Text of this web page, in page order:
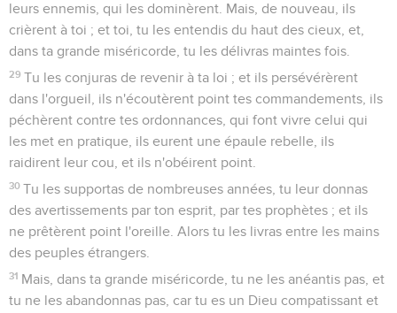
leurs ennemis, qui les dominèrent. Mais, de nouveau, ils
crièrent à toi ; et toi, tu les entendis du haut des cieux, et,
dans ta grande miséricorde, tu les délivras maintes fois.
29 Tu les conjuras de revenir à ta loi ; et ils persévérèrent
dans l'orgueil, ils n'écoutèrent point tes commandements, ils
péchèrent contre tes ordonnances, qui font vivre celui qui
les met en pratique, ils eurent une épaule rebelle, ils
raidirent leur cou, et ils n'obéirent point.
30 Tu les supportas de nombreuses années, tu leur donnas
des avertissements par ton esprit, par tes prophètes ; et ils
ne prêtèrent point l'oreille. Alors tu les livras entre les mains
des peuples étrangers.
31 Mais, dans ta grande miséricorde, tu ne les anéantis pas, et
tu ne les abandonnas pas, car tu es un Dieu compatissant et